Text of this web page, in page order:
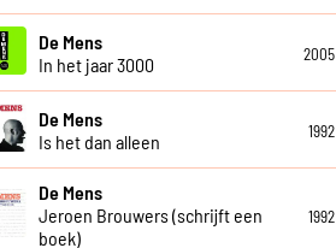
De Mens
In het jaar 3000
2005
De Mens
Is het dan alleen
1992
De Mens
Jeroen Brouwers (schrijft een
boek)
1992